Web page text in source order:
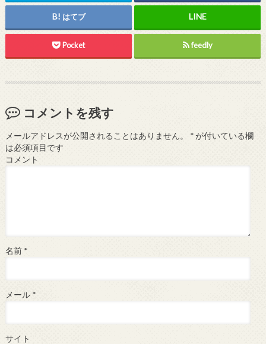
はてブ
Pocket feedly
コメントを残す
メールアドレスが公開されることはありません。 *が付いている欄
は必須項目です
コメント
名前 *
メール *
サイト